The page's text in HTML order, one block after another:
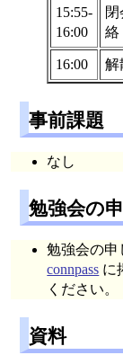
15:55-
16:00
絡
16:00 解
事前課題
なし
勉強会の
勉強会の申
connpass に
ください。
資料